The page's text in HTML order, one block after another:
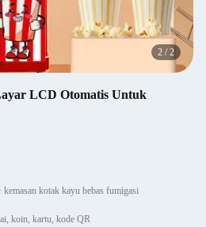
2 /2
LCD Otomatis Untuk
kotak kayu bebas fumigasi
koin, kartu, kode QR